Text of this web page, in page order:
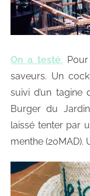
On a testé:
saveurs. Un
suivi d’un tagine
Burger du
laissé tenter par
menthe (20MAD).